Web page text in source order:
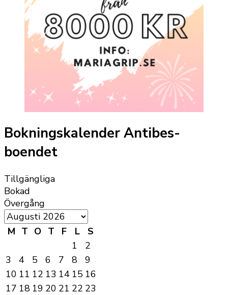
Bokningskalender Antibes-
boendet
Tillgängliga
Bokad
Övergång
M T O T F L
S
1
2
3
4 5 6 7 8
9
10 11 12 13 14 15 16
17 18 19 20 21 22 23